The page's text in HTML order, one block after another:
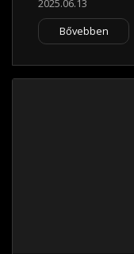
Bővebben